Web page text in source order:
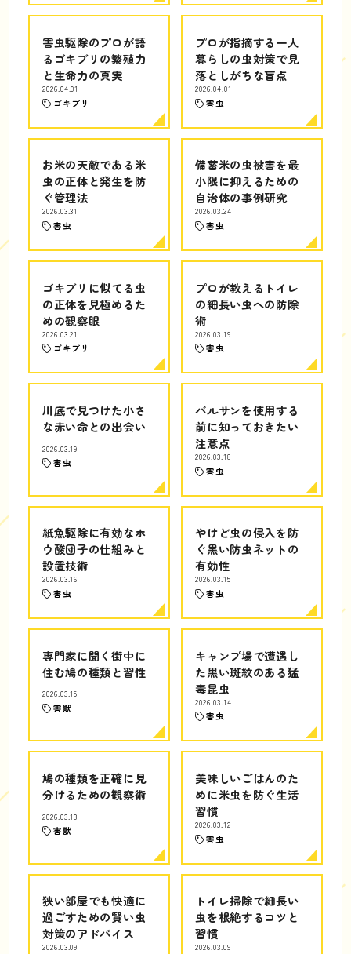
害虫駆除のプロが語
るゴキブリの繁殖力
と生命力の真実
2026.04.01
ゴキブリ
プロが指摘する一人
暮らしの虫対策で見
落としがちな盲点
2026.04.01
害虫
お米の天敵である米
虫の正体と発生を防
ぐ管理法
2026.03.31
害虫
備蓄米の虫被害を最
小限に抑えるための
自治体の事例研究
2026.03.24
害虫
ゴキブリに似てる虫
の正体を見極めるた
めの観察眼
2026.03.21
ゴキブリ
プロが教えるトイレ
の細長い虫への防除
術
2026.03.19
害虫
川底で見つけた小さ
な赤い命との出会い
2026.03.19
害虫
バルサンを使用する
前に知っておきたい
注意点
2026.03.18
害虫
紙魚駆除に有効なホ
ウ酸団子の仕組みと
設置技術
2026.03.16
害虫
やけど虫の侵入を防
ぐ黒い防虫ネットの
有効性
2026.03.15
害虫
専門家に聞く街中に
住む鳩の種類と習性
2026.03.15
害獣
キャンプ場で遭遇し
た黒い斑紋のある猛
毒昆虫
2026.03.14
害虫
鳩の種類を正確に見
分けるための観察術
2026.03.13
害獣
美味しいごはんのた
めに米虫を防ぐ生活
習慣
2026.03.12
害虫
狭い部屋でも快適に
過ごすための賢い虫
対策のアドバイス
2026.03.09
トイレ掃除で細長い
虫を根絶するコツと
習慣
2026.03.09